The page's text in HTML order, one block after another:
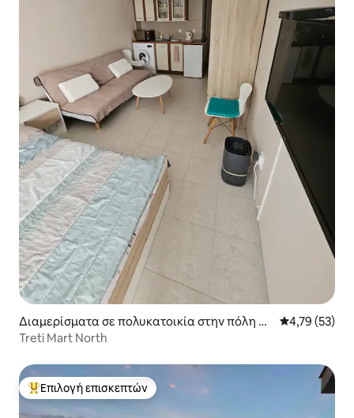
Διαμερίσματα σε πολυκατοικία στην πόλη Pri
morsko
Μέση
4,79 (53)
Treti Mart North
Κορυφαία επιλογή επισκεπτών
Επιλογή επισκεπτών